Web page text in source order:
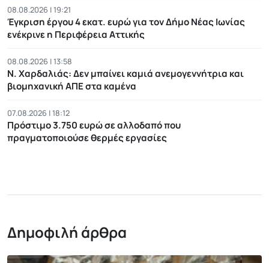
08.08.2026 | 19:21
Έγκριση έργου 4 εκατ. ευρώ για τον Δήμο Νέας Ιωνίας
ενέκρινε η Περιφέρεια Αττικής
08.08.2026 | 13:58
Ν. Χαρδαλιάς: Δεν μπαίνει καμιά ανεμογεννήτρια και
βιομηχανική ΑΠΕ στα καμένα
07.08.2026 | 18:12
Πρόστιμο 3.750 ευρώ σε αλλοδαπό που
πραγματοποιούσε θερμές εργασίες
Δημοφιλή άρθρα